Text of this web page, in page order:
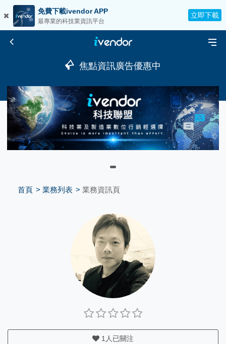
免費下載ivendor APP
最專業的科技業資訊平台
立即下載
焦點資訊廣告優惠中
首頁 業務列表 業務資訊頁
1 人已關注